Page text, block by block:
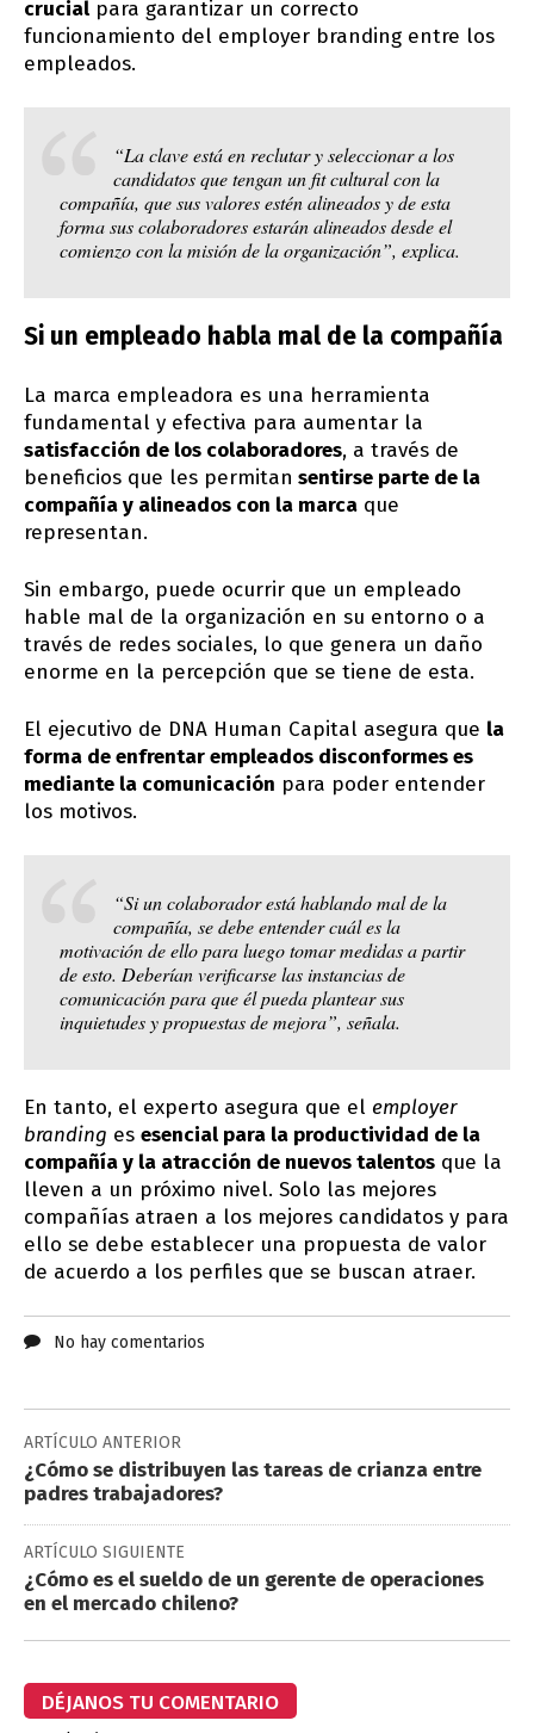
crucial para garantizar un correcto
funcionamiento del employer branding entre los
empleados.
“La clave está en reclutar y seleccionar a los
candidatos que tengan un fit cultural con la
compañía, que sus valores estén alineados y de esta
forma sus colaboradores estarán alineados desde el
comienzo con la misión de la organización”, explica.
Si un empleado habla mal de la compañía
La marca empleadora es una herramienta
fundamental y efectiva para aumentar la
satisfacción de los colaboradores, a través de
beneficios que les permitan sentirse parte de la
compañía y alineados con la marca que
representan.
Sin embargo, puede ocurrir que un empleado
hable mal de la organización en su entorno o a
través de redes sociales, lo que genera un daño
enorme en la percepción que se tiene de esta.
El ejecutivo de DNA Human Capital asegura que la
forma de enfrentar empleados disconformes es
mediante la comunicación para poder entender
los motivos.
“Si un colaborador está hablando mal de la
compañía, se debe entender cuál es la
motivación de ello para luego tomar medidas a partir
de esto. Deberían verificarse las instancias de
comunicación para que él pueda plantear sus
inquietudes y propuestas de mejora”, señala.
En tanto, el experto asegura que el employer
branding es esencial para la productividad de la
compañía y la atracción de nuevos talentos que la
lleven a un próximo nivel. Solo las mejores
compañías atraen a los mejores candidatos y para
ello se debe establecer una propuesta de valor
de acuerdo a los perfiles que se buscan atraer.
No hay comentarios
ARTÍCULO ANTERIOR
¿Cómo se distribuyen las tareas de crianza entre
padres trabajadores?
ARTÍCULO SIGUIENTE
¿Cómo es el sueldo de un gerente de operaciones
en el mercado chileno?
DÉJANOS TU COMENTARIO